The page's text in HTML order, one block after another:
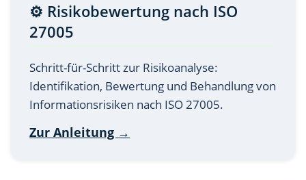
⚙️ Risikobewertung nach ISO
27005
Schritt-für-Schritt zur Risikoanalyse:
Identifikation, Bewertung und Behandlung von
Informationsrisiken nach ISO 27005.
Zur Anleitung →